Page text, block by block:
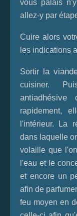
vous palais
allez-y par
Cuire alors
les indications
Sortir la
cuisiner.
antiadhésive
rapidement,
l'intérieur. La
dans laquelle
volaille que
l'eau et le
et encore un
afin de
feu moyen en